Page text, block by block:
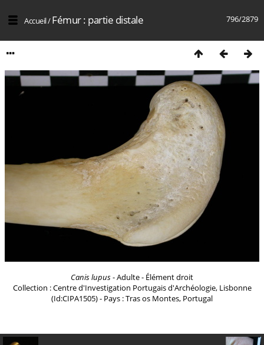
796/2879
Accueil/Fémur : partie distale
Canis lupus- Adulte - Élément droit
Collection : Centre d'Investigation Portugais d'Archéologie, Lisbonne
(Id:CIPA1505) - Pays : Tras os Montes, Portugal